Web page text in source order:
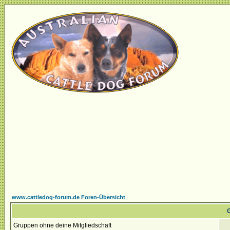
www.cattledog-forum.de Foren-Übersicht
Gruppen ohne deine Mitgliedschaft